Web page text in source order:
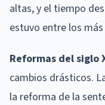
altas, y el tiempo
estuvo entre los
Reformas del siglo
cambios drásticos.
la reforma de la